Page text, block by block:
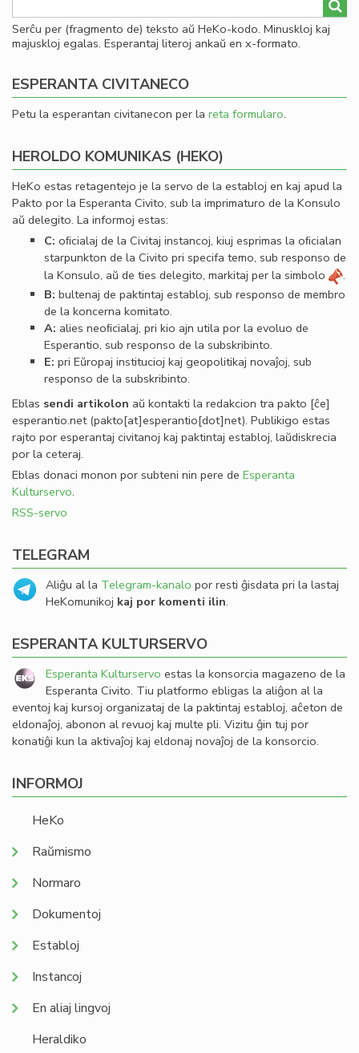
Serĉu per (fragmento de) teksto aŭ HeKo-kodo. Minuskloj kaj
majuskloj egalas. Esperantaj literoj ankaŭ en x-formato.
ESPERANTA CIVITANECO
Petu la esperantan civitanecon per la reta formularo.
HEROLDO KOMUNIKAS (HEKO)
HeKo estas retagentejo je la servo de la establoj en kaj apud la
Pakto por la Esperanta Civito, sub la imprimaturo de la Konsulo
aŭ delegito. La informoj estas:
C: oﬁcialaj de la Civitaj instancoj, kiuj esprimas la oﬁcialan
starpunkton de la Civito pri specifa temo, sub responso de
la Konsulo, aŭ de ties delegito, markitaj per la simbolo
.
B: bultenaj de paktintaj establoj, sub responso de membro
de la koncerna komitato.
A: alies neoﬁcialaj, pri kio ajn utila por la evoluo de
Esperantio, sub responso de la subskribinto.
E: pri Eŭropaj institucioj kaj geopolitikaj novaĵoj, sub
responso de la subskribinto.
Eblas sendi artikolon aŭ kontakti la redakcion tra pakto [ĉe]
esperantio.net(pakto[at]esperantio[dot]net). Publikigo estas
rajto por esperantaj civitanoj kaj paktintaj establoj, laŭdiskrecia
por la ceteraj.
Eblas donaci monon por subteni nin pere de Esperanta
Kulturservo.
RSS-servo
TELEGRAM
Aliĝu al la Telegram-kanalo por resti ĝisdata pri la lastaj
HeKomunikoj kaj por komenti ilin.
ESPERANTA KULTURSERVO
Esperanta Kulturservo estas la konsorcia magazeno de la
Esperanta Civito. Tiu platformo ebligas la aliĝon al la
eventoj kaj kursoj organizataj de la paktintaj establoj, aĉeton de
eldonaĵoj, abonon al revuoj kaj multe pli. Vizitu ĝin tuj por
konatiĝi kun la aktivaĵoj kaj eldonaj novaĵoj de la konsorcio.
INFORMOJ
HeKo
Raŭmismo
Normaro
Dokumentoj
Establoj
Instancoj
En aliaj lingvoj
Heraldiko